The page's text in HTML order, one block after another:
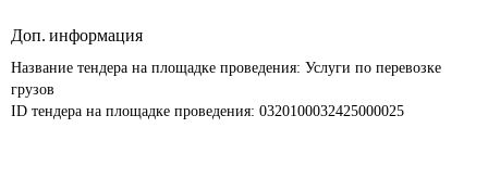
Доп. информация
Название тендера на площадке проведения: Услуги по перевозке
грузов
ID тендера на площадке проведения: 0320100032425000025